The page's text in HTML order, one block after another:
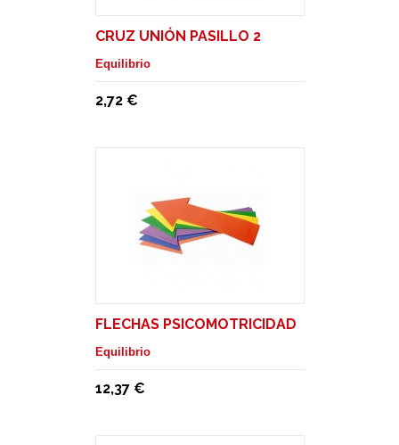
CRUZ UNIÓN PASILLO 2
Equilibrio
2,72 €
FLECHAS PSICOMOTRICIDAD
Equilibrio
12,37 €